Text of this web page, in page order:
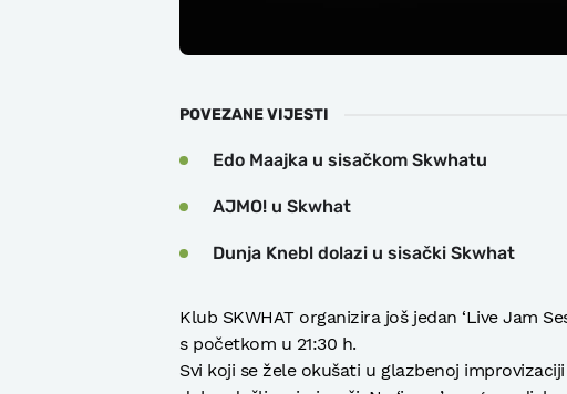
POVEZANE VIJESTI
Edo Maajka u sisačkom Skwhatu
AJMO! u Skwhat
Dunja Knebl dolazi u sisački Skwhat
Klub SKWHAT organizira još jedan ‘Live Jam
s početkom u 21:30 h.
Svi koji se žele okušati u glazbenoj